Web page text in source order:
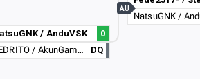
/ AnduVSK
0
PEDRITO / AkunGamer
DQ
NatsuGNK /
AU